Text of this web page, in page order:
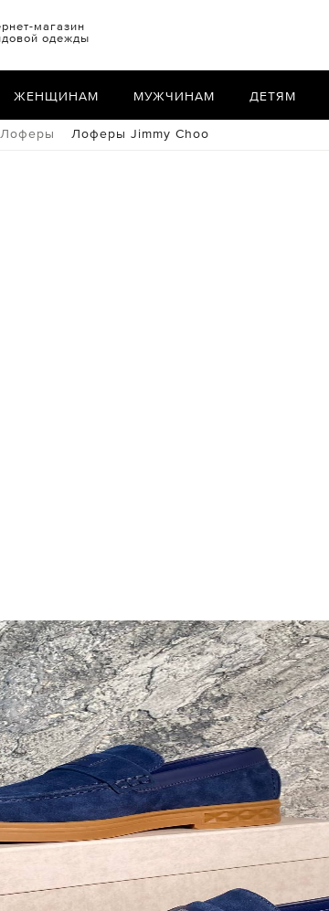
магазин
одежды
ЖЕНЩИНАМ МУЖЧИНАМ ДЕТЯМ
Лоферы Лоферы Jimmy Choo